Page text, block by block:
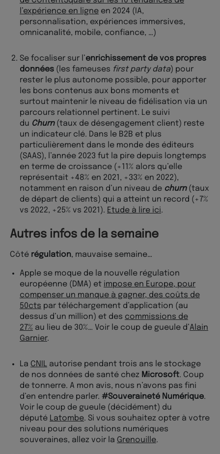
l’expérience en ligne en 2024 (IA,
personnalisation, expériences immersives,
omnicanalité, mobile, confiance, …)
Se focaliser sur l’enrichissement de vos propres
données (les fameuses first party data) pour
rester le plus autonome possible, pour apporter
les bons contenus aux bons moments et
surtout maintenir le niveau de fidélisation via un
parcours relationnel pertinent. Le suivi
du Churn(taux de désengagement client) reste
un indicateur clé. Dans le B2B et plus
particulièrement dans le monde des éditeurs
(SAAS), l’année 2023 fut la pire depuis longtemps
en terme de croissance (+11% alors qu’elle
représentait +48% en 2021, +33% en 2022),
notamment en raison d’un niveau de churn(taux
de départ de clients) qui a atteint un record (+7%
vs 2022, +25% vs 2021). Etude à lire ici.
Autres infos de la semaine
Côté régulation, mauvaise semaine…
Apple se moque de la nouvelle régulation
européenne (DMA) et impose en Europe, pour
compenser un manque à gagner, des coûts de
50cts par téléchargement d’application (au
dessus d’un million) et des commissions de
27% au lieu de 30%… Voir le coup de gueule d’Alain
Garnier.
La CNIL autorise pendant trois ans le stockage
de nos données de santé chez Microsoft. Coup
de tonnerre. A mon avis, nous n’avons pas fini
d’en entendre parler. #Souveraineté Numérique.
Voir le coup de gueule (décidément) du
député Latombe. Si vous souhaitez opter à votre
niveau pour des solutions numériques
souveraines, allez voir la Grenouille.